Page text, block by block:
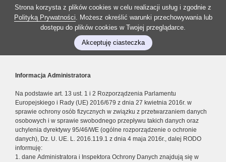
Strona korzysta z plików cookies w celu realizacji usług i zgodnie z
Polityką Prywatności. Możesz określić warunki przechowywania lub
dostępu do plików cookies w Twojej przeglądarce.
Akceptuję ciasteczka
Informacja Administratora
Na podstawie art. 13 ust. 1 i 2 Rozporządzenia Parlamentu
Europejskiego i Rady (UE) 2016/679 z dnia 27 kwietnia 2016r. w
sprawie ochrony osób fizycznych w związku z przetwarzaniem danych
osobowych i w sprawie swobodnego przepływu takich danych oraz
uchylenia dyrektywy 95/46/WE (ogólne rozporządzenie o ochronie
danych), Dz. U. UE. L. 2016.119.1 z dnia 4 maja 2016r., dalej RODO
informuję:
1. dane Administratora i Inspektora Ochrony Danych znajdują się w